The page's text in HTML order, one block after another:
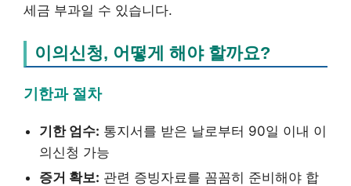
세금 부과일 수 있습니다.
이의신청, 어떻게 해야 할까요?
기한과 절차
기한 엄수: 통지서를 받은 날로부터 90일 이내 이
의신청 가능
증거 확보: 관련 증빙자료를 꼼꼼히 준비해야 합